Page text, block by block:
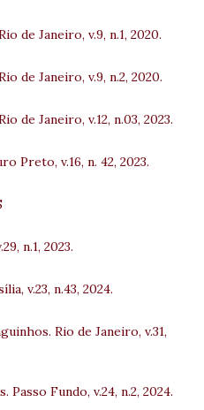
de Janeiro, v.9, n.1, 2020.
de Janeiro, v.9, n.2, 2020.
de Janeiro, v.12, n.03, 2023.
Preto, v.16, n. 42, 2023.
n.1, 2023.
v.23, n.43, 2024.
Rio de Janeiro, v.31,
Fundo, v.24, n.2, 2024.